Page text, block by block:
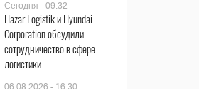
Сегодня - 09:32
Hazar Logistik и Hyundai
Corporation обсудили
сотрудничество в сфере
логистики
06.08.2026 - 16:30